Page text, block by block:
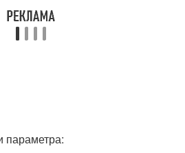
параметра: